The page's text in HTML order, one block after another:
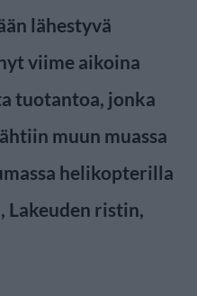
lähestyvä
viime aikoina
tuotantoa, jonka
muun muassa
helikopterilla
Lakeuden ristin,